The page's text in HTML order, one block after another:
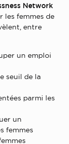
Network
les femmes de
entre
un emploi
seuil de la
parmi les
un
femmes